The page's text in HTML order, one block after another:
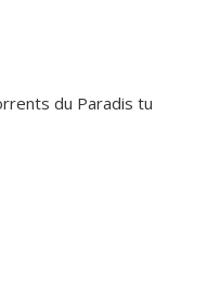
du Paradis tu